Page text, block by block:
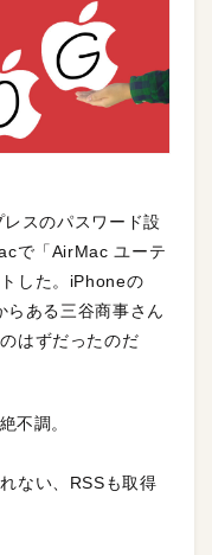
スのパスワード設
で「AirMac ユーテ
した。iPhoneの
ある三谷商事さん
はずだったのだ
不調。
ない、RSSも取得